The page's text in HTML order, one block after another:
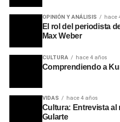
además de excompañeros de
radiodifusión. Durante la
conocer emotivos mensajes
cercanos que no pudieron
hombre que dejó una marca
mensaje:“Te quiero mucho y
OPINIÓN Y ANÁLISIS hace
El rol del periodista
Max Weber
CULTURA hace 4 años
Comprendiendo a
VIDAS hace 4 años
Cultura: Entrevista al
Gularte